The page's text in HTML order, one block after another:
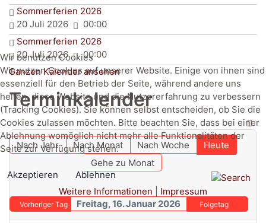
Sommerferien 2026
20 Juli 2026
00:00
Sommerferien 2026
20 Juli 2026
00:00
Ganzen Kalender ansehen
Terminkalender
Nach Jahr Nach Monat Nach Woche
Heute
Gehe zu Monat
Vorheriger Tag Freitag, 16. Januar 2026 Folgetag
Wir benutzen Cookies
Wir nutzen Cookies auf unserer Website. Einige von ihnen sind
essenziell für den Betrieb der Seite, während andere uns
helfen, diese Website und die Nutzererfahrung zu verbessern
(Tracking Cookies). Sie können selbst entscheiden, ob Sie die
Cookies zulassen möchten. Bitte beachten Sie, dass bei einer
Ablehnung womöglich nicht mehr alle Funktionalitäten der
Seite zur Verfügung stehen.
Akzeptieren
Ablehnen
Weitere Informationen
Impressum